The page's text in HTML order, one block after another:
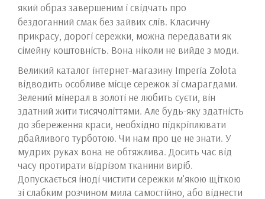
який образ завершеним і свідчать про
бездоганний смак без зайвих слів. Класичну
прикрасу, дорогі сережки, можна передавати як
сімейну коштовність. Вона ніколи не вийде з моди.
Великий каталог інтернет-магазину Imperia Zolota
відводить особливе місце сережок зі смарагдами.
Зелений мінерал в золоті не любить суєти, він
здатний жити тисячоліттями. Але будь-яку здатність
до збереження краси, необхідно підкріплювати
дбайливого турботою. Чи нам про це не знати. У
мудрих руках вона не обтяжлива. Досить час від
часу протирати відрізом тканини виріб.
Допускається іноді чистити сережки м'якою щіткою
зі слабким розчином мила самостійно, або віднести